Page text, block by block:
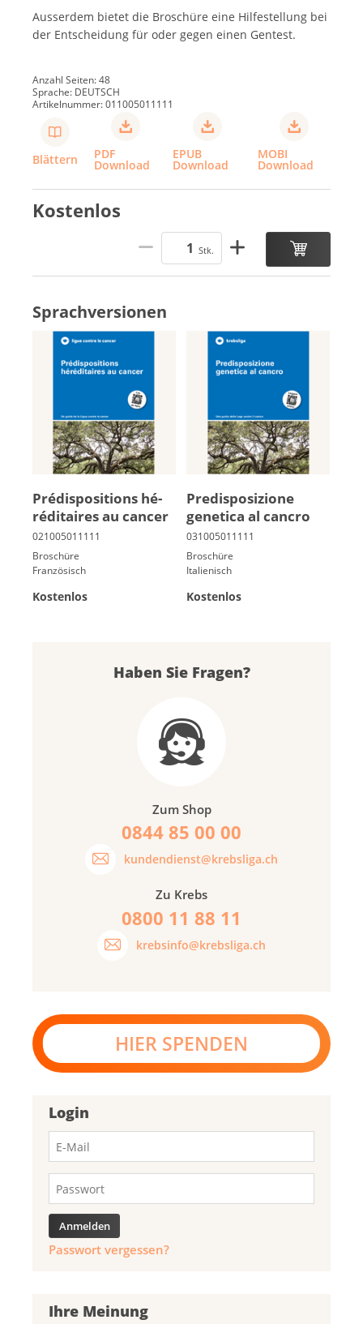
Ausserdem bietet die Broschüre eine Hilfestellung bei
der Entscheidung für oder gegen einen Gentest.
Anzahl Seiten: 48
Sprache: DEUTSCH
Artikelnummer: 011005011111
Blättern PDF
Download
EPUB
Download
MOBI
Download
Kostenlos
Stk.
Sprachversionen
Pré­dis­po­si­tions hé­
ré­di­taires au can­cer
Broschüre
Französisch
Kostenlos
Pre­di­spo­sizione
genetica al cancro
Broschüre
Italienisch
Kostenlos
Haben Sie Fragen?
Zum Shop
0844 85 00 00
kundendienst@krebsliga.ch
Zu Krebs
0800 11 88 11
krebsinfo@krebsliga.ch
HIER SPENDEN
Login
Passwort vergessen?
Ihre Meinung